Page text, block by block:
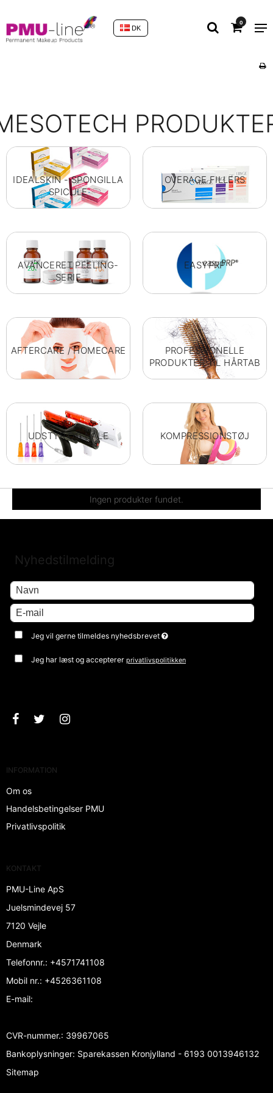
0
DK
IDEALSKIN - SPONGILLA
SPICULE
OVERAGE FILLERS
AVANCERET PEELING-
SERIE
EASYPRP
AFTERCARE / HOMECARE
PROFESSIONELLE
PRODUKTER TIL HÅRTAB
UDSTYR OG NÅLE KOMPRESSIONSTØJ
Ingen produkter fundet.
Nyhedstilmelding
Jeg vil gerne tilmeldes nyhedsbrevet
Jeg har læst og acceptererprivatlivspolitikken
INFORMATION
Om os
Handelsbetingelser PMU
Privatlivspolitik
KONTAKT
PMU-Line ApS
Juelsmindevej 57
7120 Vejle
Denmark
Telefonnr.: +4571741108
Mobil nr.: +4526361108
E-mail:
CVR-nummer.: 39967065
Bankoplysninger: Sparekassen Kronjylland - 6193 0013946132
Sitemap